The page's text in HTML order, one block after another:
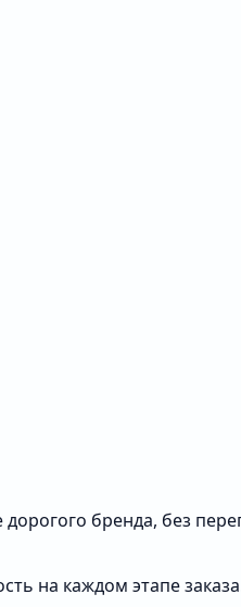
бренда, без
на каждом этапе